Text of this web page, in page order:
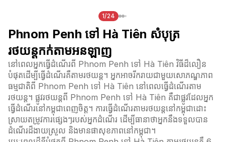
1/24
Phnom Penh ទៅ Hà Tiên សំបុត្រ
រថយន្តកក់តាមអនឡាញ
នៅពេលអ្នកធ្វើដំណើរពី Phnom Penh ទៅ Hà Tiên វិធីដ៏លឿន
បំផុតដើម្បីធ្វើដំណើរគឺតាមរថយន្ត។ អ្នកអាចរីករាយជាមួយសោភណ្ឌភាព
ធម្មជាតិពី Phnom Penh ទៅ Hà Tiên នៅពេលធ្វើដំណើរតាម
រថយន្ត។ ផ្លូវរថយន្តពី Phnom Penh ទៅ Hà Tiên គឺជាផ្លូវដែលអ្នក
ធ្វើដំណើរនៅកម្ពុជាពេញចិត្ត។ ការធ្វើដំណើរតាមរថយន្តនៅកម្ពុជាដោះ
ស្រាយតម្រូវការផ្សេងៗរបស់អ្នកដំណើរ ដើម្បីធានាថាអ្នកនឹងទទួលបាន
ដំណើរដ៏ងាយស្រួល និងមានផាសុខភាពនៅកម្ពុជា។